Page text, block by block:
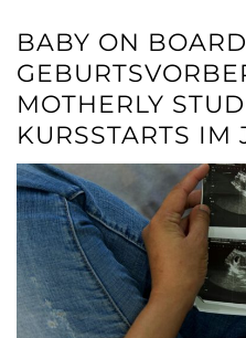
BABY ON
MOTHERLY
KURSSTARTS IM